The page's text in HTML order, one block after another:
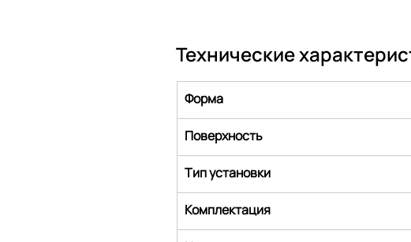
Технические
Форма
Поверхность
Тип установки
Комплектация